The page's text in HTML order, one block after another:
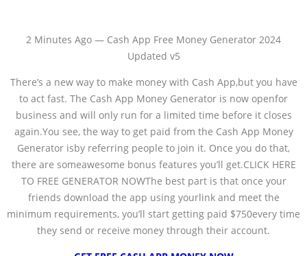
2 Minutes Ago — Cash App Free Money Generator 2024
Updated v5
There’s a new way to make money with Cash App,but you have
to act fast. The Cash App Money Generator is now openfor
business and will only run for a limited time before it closes
again.You see, the way to get paid from the Cash App Money
Generator isby referring people to join it. Once you do that,
there are someawesome bonus features you’ll get.CLICK HERE
TO FREE GENERATOR NOWThe best part is that once your
friends download the app using yourlink and meet the
minimum requirements, you’ll start getting paid $750every time
they send or receive money through their account.